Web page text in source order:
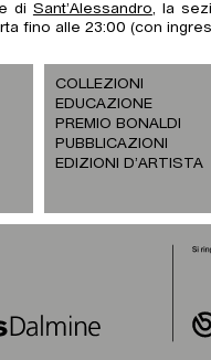
di Sant’Alessandro, la
fino alle 23:00 (con
COLLEZIONI
EDUCAZIONE
PREMIO BONALDI
PUBBLICAZIONI
EDIZIONI D’ARTISTA